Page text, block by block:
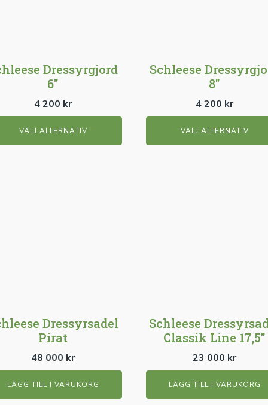
Dressyrgjord
6"
4 200 kr
VÄLJ ALTERNATIV
Schleese
8"
4 200 kr
VÄLJ ALTERNATIV
väljas
produktsidan
Dressyrsadel
Pirat
48 000 kr
LÄGG TILL I VARUKORG
Schleese
Classik Line 17,5"
23 000 kr
LÄGG TILL I VARUKORG